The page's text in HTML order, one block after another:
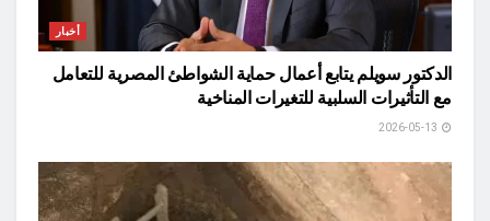
أخبار
الدكتور سويلم يتابع أعمال حماية الشواطئ المصرية للتعامل
مع التأثيرات السلبية للتغيرات المناخية